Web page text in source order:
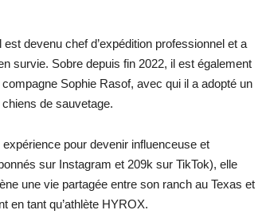
devenu chef d’expédition professionnel et a
survie. Sobre depuis fin 2022, il est également
Sophie Rasof, avec qui il a adopté un
de sauvetage.
pour devenir influenceuse et
sur Instagram et 209k sur TikTok), elle
une vie partagée entre son ranch au Texas et
en tant qu’athlète HYROX.